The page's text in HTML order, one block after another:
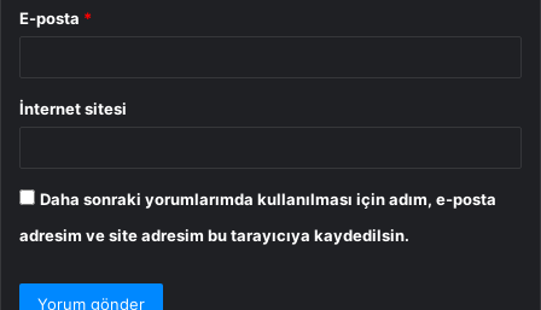
E-posta *
İnternet sitesi
Daha sonraki yorumlarımda kullanılması için adım, e-posta
adresim ve site adresim bu tarayıcıya kaydedilsin.